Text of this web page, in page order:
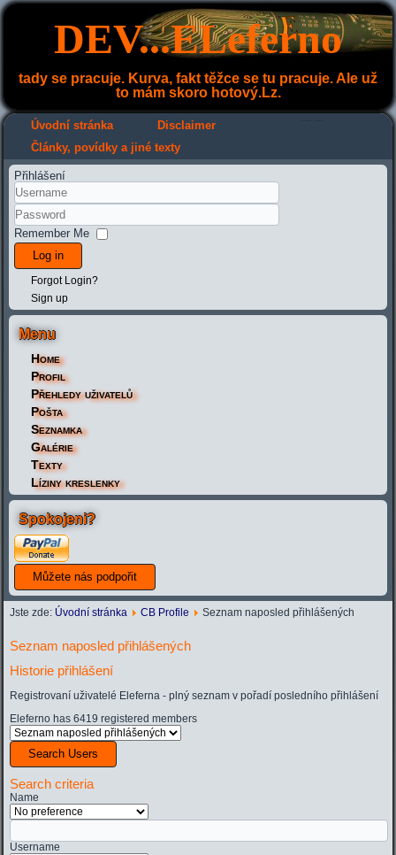
DEV...ELeferno
tady se pracuje. Kurva, fakt těžce se tu pracuje. Ale už
to mám skoro hotový.Lz.
Úvodní stránka Disclaimer
Články, povídky a jiné texty
Přihlášení
Remember Me
Log in
Forgot Login?
Sign up
Menu
Home
Profil
Přehledy uživatelů
Pošta
Seznamka
Galérie
Texty
Líziny kreslenky
Spokojeni?
Jste zde: Úvodní stránka CB Profile Seznam naposled přihlášených
Seznam naposled přihlášených
Historie přihlášení
Registrovaní uživatelé Eleferna - plný seznam v pořadí posledního přihlášení
Eleferno has 6419 registered members
Search Users
Search criteria
Name
Username